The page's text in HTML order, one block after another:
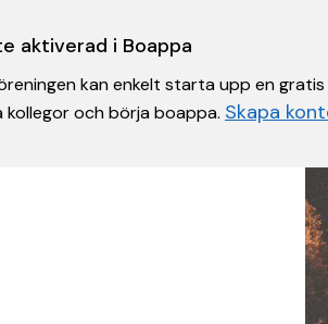
aktiverad i Boappa
kan enkelt starta upp en
kollegor och börja boappa. Skapa